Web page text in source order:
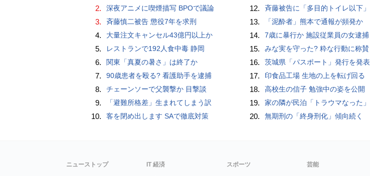
2. 深夜アニメに喫煙描写 BPOで議論
3. 斉藤慎二被告 懲役7年を求刑
4. 大量注文キャンセル43億円以上か
5. レストランで192人食中毒 静岡
6. 関東「真夏の暑さ」は終了か
7. 90歳患者を殴る? 看護助手を逮捕
8. チェーンソーで父襲撃か 目撃談
9. 「避難所格差」生まれてしまう訳
10. 客を閉め出します SAで徹底対策
12. 斉藤被告に「多目的トイレ以下」
13. 「泥酔者」熊本で通報が頻発か
14. 7歳に暴行か 施設従業員の女逮捕
15. みな実を守った? 粋な行動に称賛
16. 茨城県「パスポート」発行を発表
17. 印食品工場 生地の上を転げ回る
18. 高校生の信子 勉強中の姿を公開
19. 家の隣が民泊「トラウマなった」
20. 無期刑の「終身刑化」傾向続く
ニューストップ IT 経済 スポーツ 芸能